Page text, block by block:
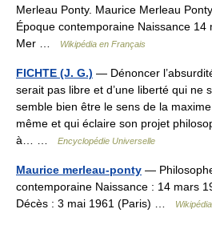
Merleau Ponty. Maurice Merleau
Époque contemporaine Naissance
Mer …
Wikipédia en Français
FICHTE (J. G.) — Dénoncer
serait pas libre et d’une liberté qui ne
semble bien être le sens de la
même et qui éclaire son projet
à… …
Encyclopédie Universelle
Maurice merleau-ponty —
contemporaine Naissance : 14 mars
Décès : 3 mai 1961 (Paris) …